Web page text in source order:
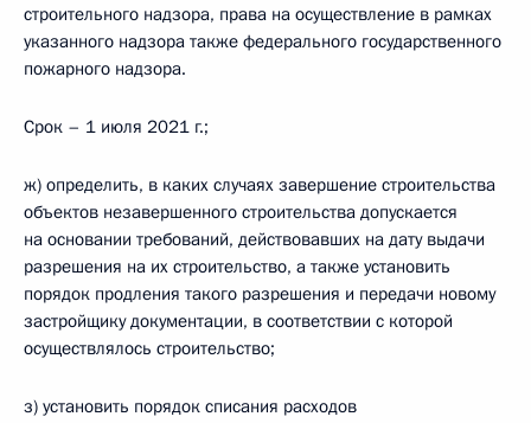
строительного надзора, права на осуществление в рамках
указанного надзора также федерального государственного
пожарного надзора.
Срок – 1 июля 2021 г.;
ж) определить, в каких случаях завершение строительства
объектов незавершенного строительства допускается
на основании требований, действовавших на дату выдачи
разрешения на их строительство, а также установить
порядок продления такого разрешения и передачи новому
застройщику документации, в соответствии с которой
осуществлялось строительство;
з) установить порядок списания расходов